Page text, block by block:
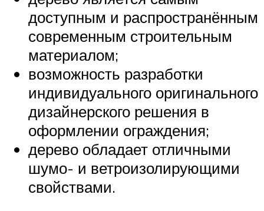
доступным и распространённым
современным строительным
материалом;
возможность разработки
индивидуального оригинального
дизайнерского решения в
оформлении ограждения;
дерево обладает отличными
шумо- и ветроизолирующими
свойствами.